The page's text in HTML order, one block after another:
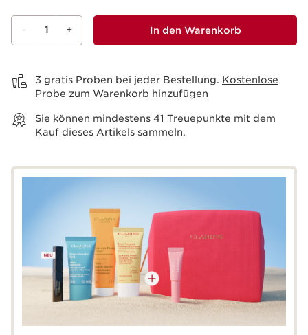
- 1 + In den Warenkorb
3 gratis Proben bei jeder Bestellung. Kostenlose
Probe zum Warenkorb hinzufügen
Sie können mindestens 41 Treuepunkte mit dem
Kauf dieses Artikels sammeln.